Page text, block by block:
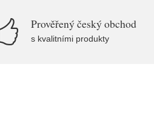
Prověřený český obchod
s kvalitními produkty